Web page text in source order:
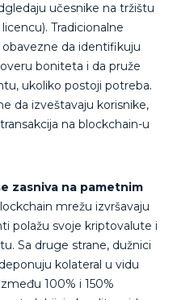
učesnike na tržištu
Tradicionalne
da identifikuju
boniteta i da pruže
ukoliko postoji potreba.
da izveštavaju korisnike,
na blockchain-u
zasniva na pametnim
mrežu izvršavaju
polažu svoje kriptovalute i
Sa druge strane, dužnici
kolateral u vidu
100% i 150%